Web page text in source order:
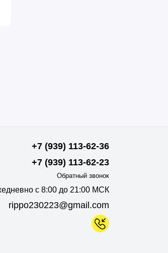
+7 (939) 113-62-36
+7 (939) 113-62-23
Обратный звонок
с 8:00 до 21:00 МСК
rippo230223@gmail.com